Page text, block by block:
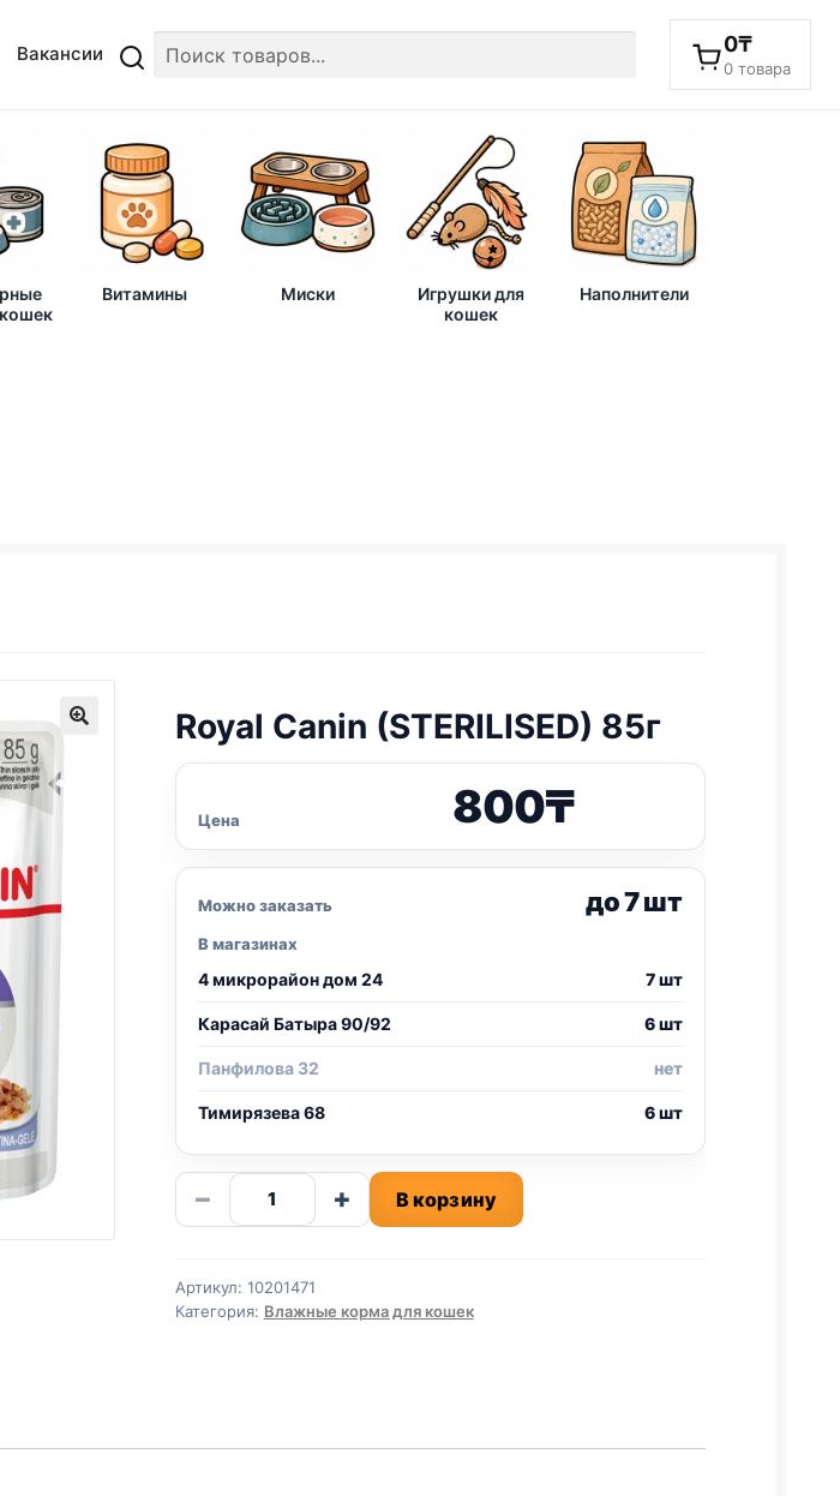
Вакансии 0₸
0 товара
Витамины Миски
Игрушки для
кошек
Наполнители
Royal Canin (STERILISED) 85г
Цена 800₸
Можно заказать до 7 шт
В магазинах
4 микрорайон дом 24 7 шт
Карасай Батыра 90/92 6 шт
Панфилова 32 нет
Тимирязева 68 6 шт
−
Количество
товара
(STERILISED)
+ В корзину
Артикул: 10201471
Категория: Влажные корма для кошек